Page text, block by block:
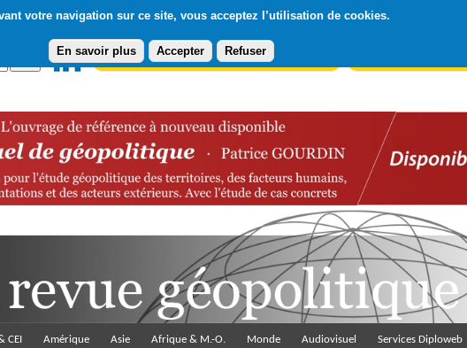
votre navigation sur ce site, vous acceptez l’utilisation de cookies.
En savoir plus Accepter Refuser
Abonnement gratuit à la Lettre du Diploweb
CEI Amérique Asie Afrique & M.-O. Monde Audiovisuel Services Diploweb